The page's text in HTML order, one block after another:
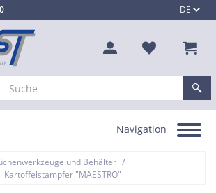
DE
Toggle
Navigation
und Behälter /
Kartoffelstampfer "MAESTRO"